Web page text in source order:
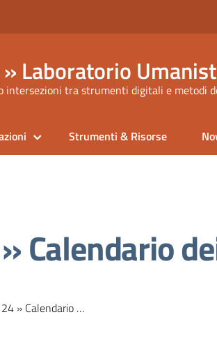
» Laboratorio
intersezioni tra strumenti digitali e metodi
Strumenti & Risorse
Calendario
Calendario dei Seminari